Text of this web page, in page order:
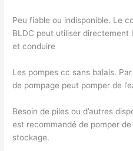
Peu fiable ou indisponible. Le
BLDC peut utiliser directement
et conduire
Les pompes cc sans balais.
de pompage peut pomper de
Besoin de piles ou d’autres
est recommandé de pomper de
stockage.